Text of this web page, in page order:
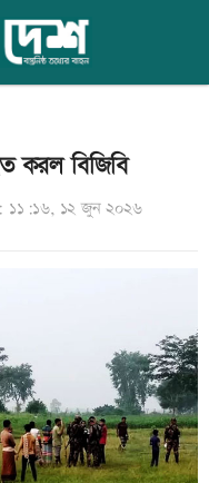
করল বিজিবি
১১:১৬, ১২ জুন ২০২৬